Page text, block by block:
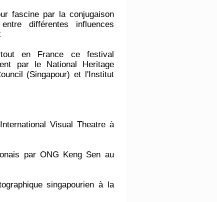
fascine par la conjugaison
différentes influences
en France ce festival
par le National Heritage
(Singapour) et l'Institut
Visual Theatre à
par ONG Keng Sen au
singapourien à la